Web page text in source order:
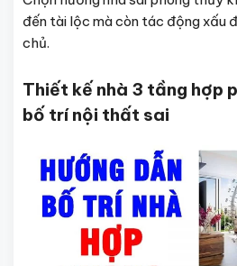
đến tài lộc mà còn tác động xấu
chủ.
Thiết kế nhà 3 tầng hợp
bố trí nội thất sai